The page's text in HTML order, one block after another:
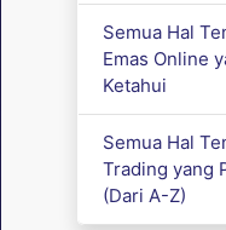
Semua Hal
Emas Online
Ketahui
Semua Hal
Trading yang
(Dari A-Z)